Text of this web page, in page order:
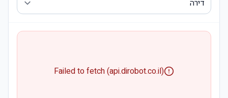
Failed to fetch (api.dirobot.co.il)